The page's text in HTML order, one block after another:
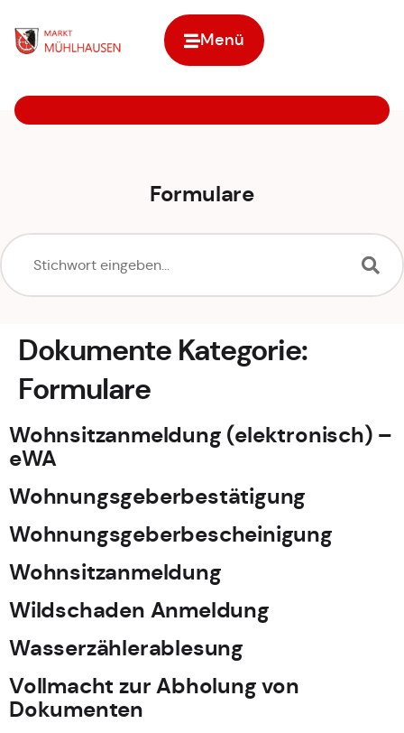
springen
Menü
Formulare
Dokumente Kategorie:
Formulare
Wohnsitzanmeldung (elektronisch) –
eWA
Wohnungsgeberbestätigung
Wohnungsgeberbescheinigung
Wohnsitzanmeldung
Wildschaden Anmeldung
Wasserzählerablesung
Vollmacht zur Abholung von
Dokumenten